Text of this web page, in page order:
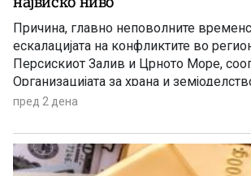
Причина, главно неповолните
ескалацијата на конфликтите во
Персискиот Залив и Црното Море,
Организацијата за храна и
Обединетите нации (ФАО).
пред 2 дена